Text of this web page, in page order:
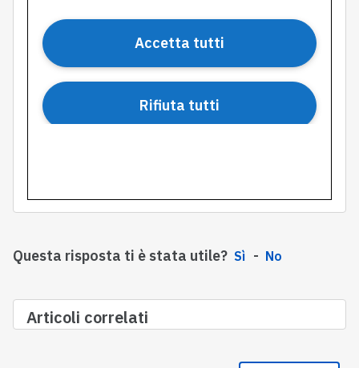
Questa risposta ti è stata utile? Sì No
Articoli correlati